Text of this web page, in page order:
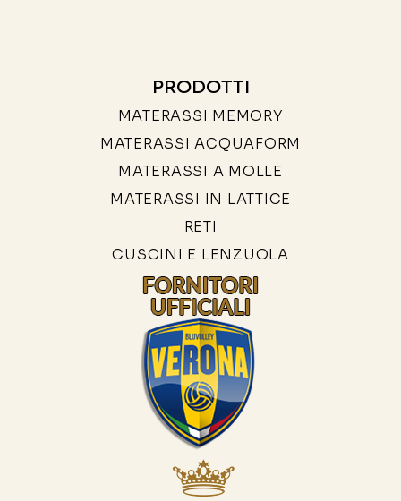
PRODOTTI
MATERASSI MEMORY
MATERASSI ACQUAFORM
MATERASSI A MOLLE
MATERASSI IN LATTICE
RETI
CUSCINI E LENZUOLA